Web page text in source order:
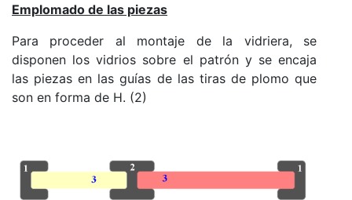
Emplomado de las piezas
Para proceder al montaje de la vidriera, se
disponen los vidrios sobre el patrón y se encaja
las piezas en las guías de las tiras de plomo que
son en forma de H. (2)